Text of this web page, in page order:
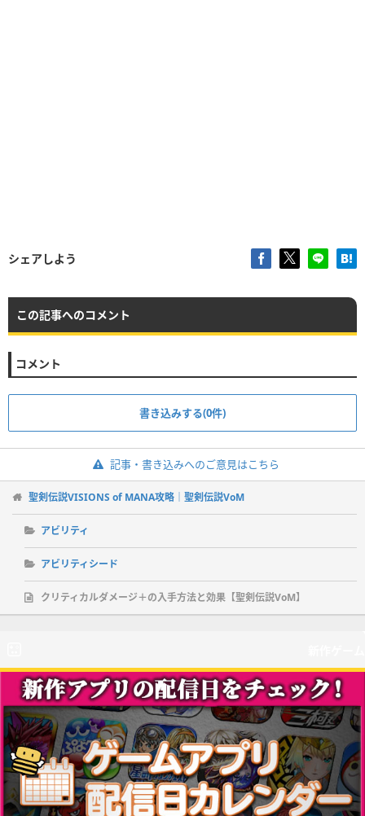
シェアしよう
この記事へのコメント
コメント
書き込みする(0件)
記事・書き込みへのご意見はこちら
聖剣伝説VISIONS of MANA攻略｜聖剣伝説VoM
アビリティ
アビリティシード
クリティカルダメージ＋の入手方法と効果【聖剣伝説VoM】